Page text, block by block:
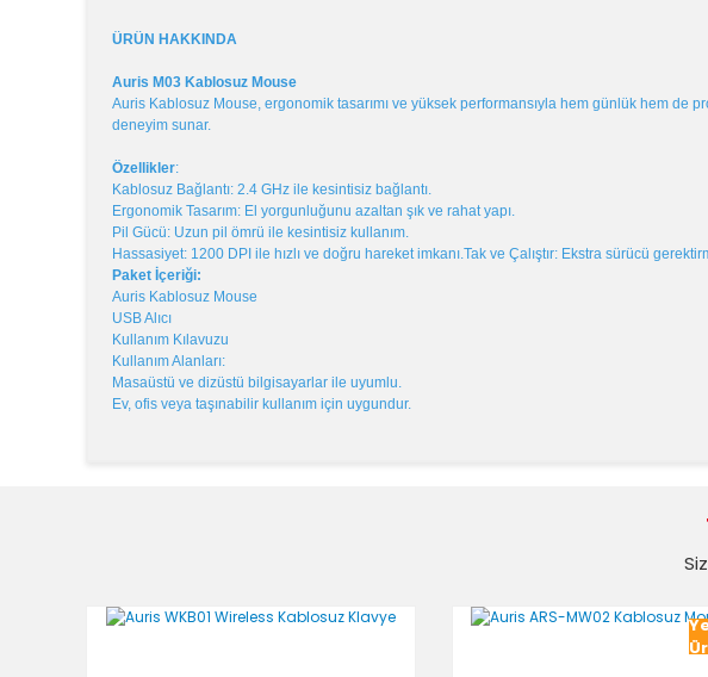
ÜRÜN HAKKINDA
Auris M03 Kablosuz Mouse
Auris Kablosuz Mouse, ergonomik tasarımı ve yüksek performansıyla hem günlük hem de
deneyim sunar.
Özellikler:
Kablosuz Bağlantı: 2.4 GHz ile kesintisiz bağlantı.
Ergonomik Tasarım: El yorgunluğunu azaltan şık ve rahat yapı.
Pil Gücü: Uzun pil ömrü ile kesintisiz kullanım.
Hassasiyet: 1200 DPI ile hızlı ve doğru hareket imkanı. Tak ve Çalıştır: Ekstra sürücü
Paket İçeriği:
Auris Kablosuz Mouse
USB Alıcı
Kullanım Kılavuzu
Kullanım Alanları:
Masaüstü ve dizüstü bilgisayarlar ile uyumlu.
Ev, ofis veya taşınabilir kullanım için uygundur.
Ürün bilgilerinde hatalar bulunuyor.